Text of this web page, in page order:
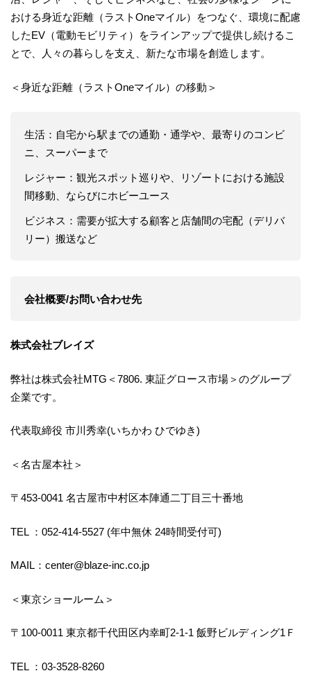
おける身近な距離（ラストOneマイル）をつなぐ、環境に配慮
したEV（電動モビリティ）をラインアップで提供し続けるこ
とで、人々の暮らしを支え、新たな市場を創造します。
＜身近な距離（ラストOneマイル）の移動＞
生活：自宅から駅までの通勤・通学や、最寄りのコンビ
ニ、スーパーまで
レジャー：観光スポット巡りや、リゾートにおける施設
間移動、ならびにホビーユース
ビジネス：需要が拡大する顧客と店舗間の宅配（デリバ
リー）搬送など
会社概要/お問い合わせ先
株式会社ブレイズ
弊社は株式会社MTG＜7806. 東証グロース市場＞のグループ
企業です。
代表取締役 市川秀幸(いちかわ ひでゆき)
＜名古屋本社＞
〒453-0041 名古屋市中村区本陣通二丁目三十番地
TEL ：052-414-5527 (年中無休 24時間受付可)
MAIL：center@blaze-inc.co.jp
＜東京ショールーム＞
〒100-0011 東京都千代田区内幸町2-1-1 飯野ビルディング1Ｆ
TEL ：03-3528-8260